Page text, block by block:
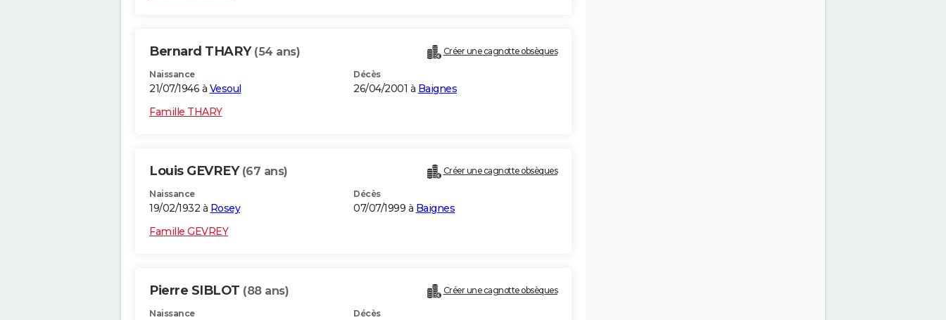
Bernard THARY (54 ans) Créer une cagnotte obsèques
Naissance
21/07/1946 à Vesoul
Décès
26/04/2001 à Baignes
Famille THARY
Louis GEVREY (67 ans) Créer une cagnotte obsèques
Naissance
19/02/1932 à Rosey
Décès
07/07/1999 à Baignes
Famille GEVREY
Pierre SIBLOT (88 ans) Créer une cagnotte obsèques
Naissance Décès